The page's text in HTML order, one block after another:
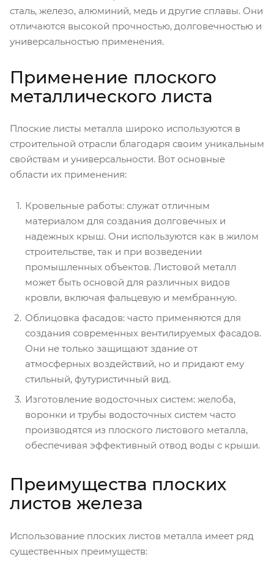
сталь, железо, алюминий, медь и другие сплавы. Они
отличаются высокой прочностью, долговечностью и
универсальностью применения.
Применение плоского
металлического листа
Плоские листы металла широко используются в
строительной отрасли благодаря своим уникальным
свойствам и универсальности. Вот основные
области их применения:
Кровельные работы: служат отличным
материалом для создания долговечных и
надежных крыш. Они используются как в жилом
строительстве, так и при возведении
промышленных объектов. Листовой металл
может быть основой для различных видов
кровли, включая фальцевую и мембранную.
Облицовка фасадов: часто применяются для
создания современных вентилируемых фасадов.
Они не только защищают здание от
атмосферных воздействий, но и придают ему
стильный, футуристичный вид.
Изготовление водосточных систем: желоба,
воронки и трубы водосточных систем часто
производятся из плоского листового металла,
обеспечивая эффективный отвод воды с крыши.
Преимущества плоских
листов железа
Использование плоских листов металла имеет ряд
существенных преимуществ: